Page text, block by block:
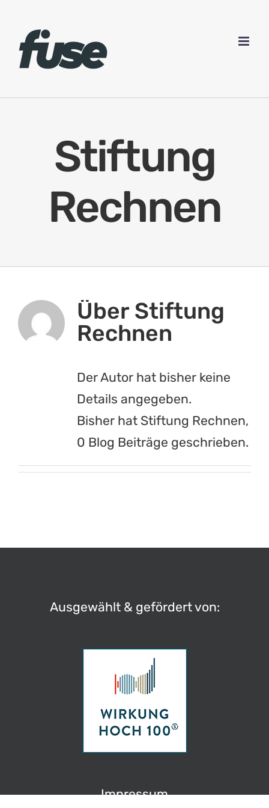
Inhalt
springen
Stiftung
Rechnen
Über Stiftung
Rechnen
Der Autor hat bisher keine
Details angegeben.
Bisher hat Stiftung Rechnen,
0 Blog Beiträge geschrieben.
Ausgewählt & gefördert von:
Impressum